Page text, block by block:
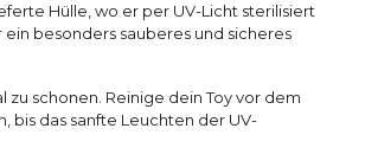
Hülle, wo er per UV-Licht sterilisiert
besonders sauberes und sicheres
schonen. Reinige dein Toy vor dem
bis das sanfte Leuchten der UV-